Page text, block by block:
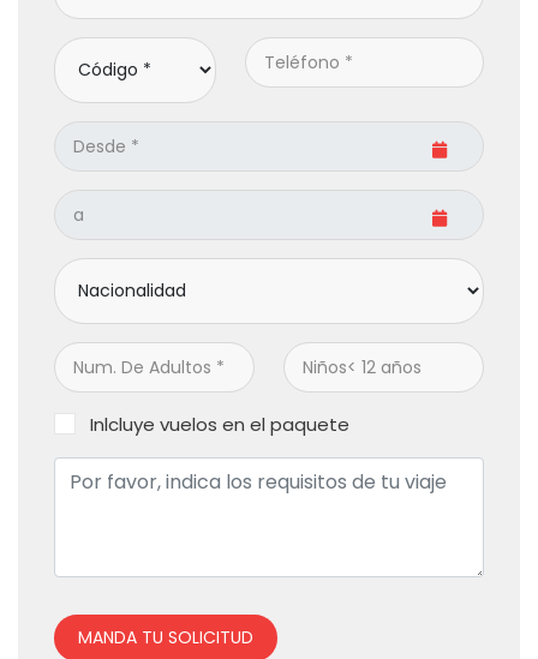
Inlcluye vuelos en el paquete
MANDA TU SOLICITUD